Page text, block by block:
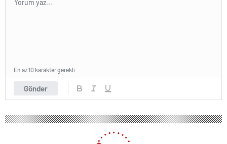
Gönder
En az 10 karakter gerekli